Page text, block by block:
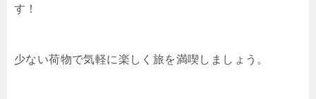
す！
少ない荷物で気軽に楽しく旅を満喫しましょう。